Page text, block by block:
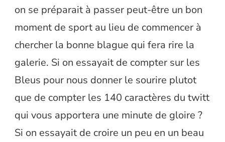
on se préparait à passer peut-être un bon
moment de sport au lieu de commencer à
chercher la bonne blague qui fera rire la
galerie. Si on essayait de compter sur les
Bleus pour nous donner le sourire plutot
que de compter les 140 caractères du twitt
qui vous apportera une minute de gloire ?
Si on essayait de croire un peu en un beau